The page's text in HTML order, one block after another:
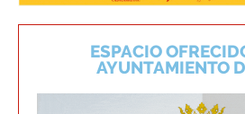
ESPACIO
AYUNTAMIENTO